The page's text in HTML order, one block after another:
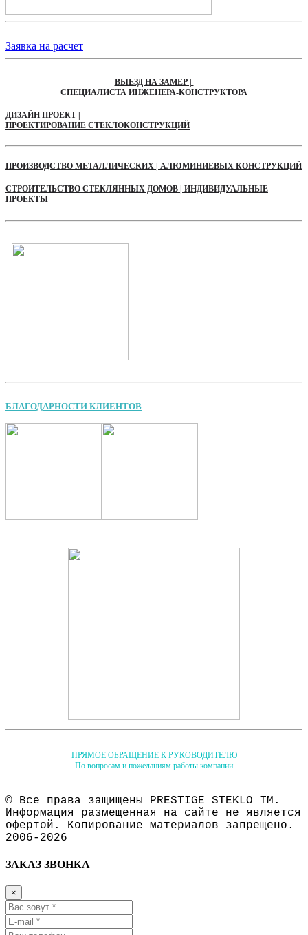
Заявка на расчет
ВЫЕЗД НА ЗАМЕР |
СПЕЦИАЛИСТА ИНЖЕНЕРА-КОНСТРУКТОРА
ДИЗАЙН ПРОЕКТ |
ПРОЕКТИРОВАНИЕ СТЕКЛОКОНСТРУКЦИЙ
ПРОИЗВОДСТВО МЕТАЛЛИЧЕСКИХ | АЛЮМИНИЕВЫХ КОНСТРУКЦИЙ
СТРОИТЕЛЬСТВО СТЕКЛЯННЫХ ДОМОВ | ИНДИВИДУАЛЬНЫЕ
ПРОЕКТЫ
БЛАГОДАРНОСТИ КЛИЕНТОВ
ПРЯМОЕ ОБРАЩЕНИЕ К РУКОВОДИТЕЛЮ
По вопросам и пожеланиям работы компании
© Все права защищены PRESTIGE STEKLO ТМ.
Информация размещенная на сайте не является
офертой. Копирование материалов запрещено.
2006-2026
ЗАКАЗ ЗВОНКА
×